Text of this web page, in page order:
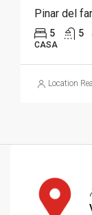
Pinar del
5 5
CASA
Location